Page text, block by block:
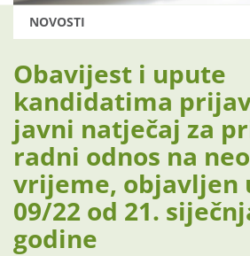
NOVOSTI
Obavijest i upute
kandidatima
javni natječaj za
radni odnos na
vrijeme, objavljen
09/22 od 21.
godine